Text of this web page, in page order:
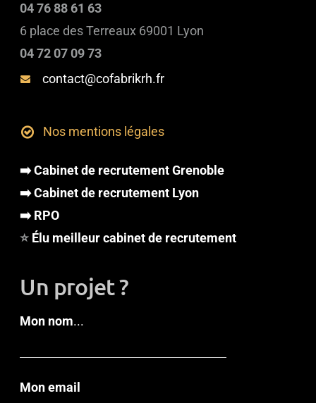
04 76 88 61 63
6 place des Terreaux 69001 Lyon
04 72 07 09 73
contact@cofabrikrh.fr
Nos mentions légales
➡️ Cabinet de recrutement Grenoble
➡️ Cabinet de recrutement Lyon
➡️ RPO
⭐ Élu meilleur cabinet de recrutement
Un projet ?
Mon nom...
Mon email